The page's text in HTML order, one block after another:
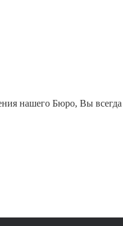
нашего Бюро, Вы всегда